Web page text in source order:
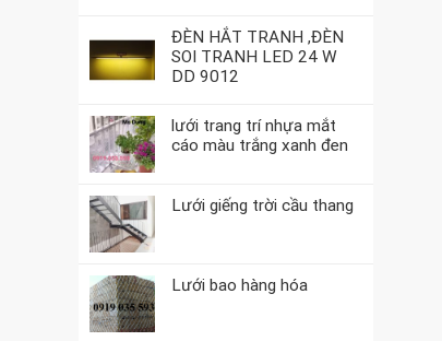
ĐÈN HẮT TRANH ,ĐÈN
SOI TRANH LED 24 W
DD 9012
lưới trang trí nhựa mắt
cáo màu trắng xanh đen
Lưới giếng trời cầu thang
Lưới bao hàng hóa